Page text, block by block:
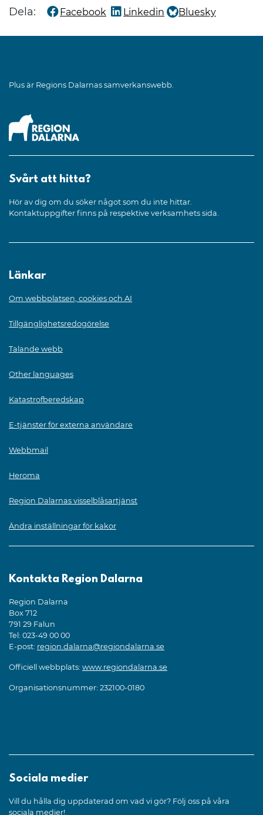
Dela: Dela denna sida på
Facebook
Dela denna sida på
Linkedin
Dela denna sida på
Bluesky
Plus är Regions Dalarnas samverkanswebb.
Svårt att hitta?
Hör av dig om du söker något som du inte hittar.
Kontaktuppgifter finns på respektive verksamhets sida.
Länkar
Om webbplatsen, cookies och AI
Tillgänglighetsredogörelse
Talande webb
Other languages
Katastrofberedskap
E-tjänster för externa användare
Webbmail
Heroma
Region Dalarnas visselblåsartjänst
Ändra inställningar för kakor
Kontakta Region Dalarna
Region Dalarna
Box 712
791 29 Falun
Tel: 023-49 00 00
E-post: region.dalarna@regiondalarna.se
Officiell webbplats: www.regiondalarna.se
Organisationsnummer: 232100-0180
Sociala medier
Vill du hålla dig uppdaterad om vad vi gör? Följ oss på våra
sociala medier!